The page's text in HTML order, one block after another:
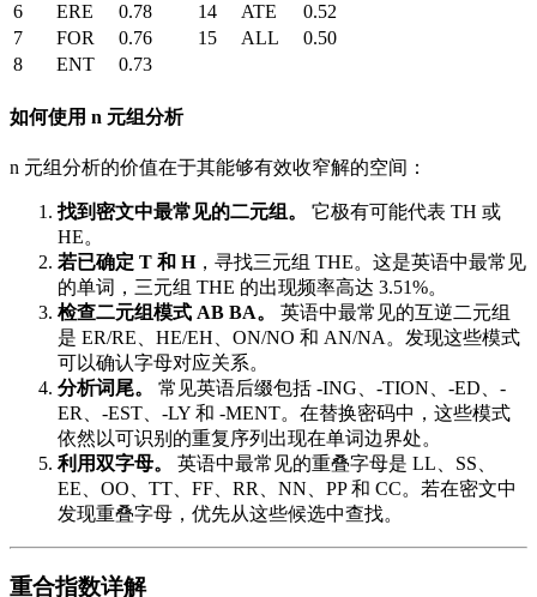
6
ERE 0.78 14 ATE
0.52
7
FOR 0.76 15 ALL
0.50
8
ENT 0.73
如何使用 n 元组分析
n 元组分析的价值在于其能够有效收窄解的空间：
找到密文中最常见的二元组。
它极有可能代表 TH 或
HE。
若已确定 T 和 H，寻找三元组 THE。这是英语中最常见
的单词，三元组 THE 的出现频率高达 3.51%。
检查二元组模式 AB BA。
英语中最常见的互逆二元组
是 ER/RE、HE/EH、ON/NO 和 AN/NA。发现这些模式
可以确认字母对应关系。
分析词尾。
常见英语后缀包括 -ING、-TION、-ED、-
ER、-EST、-LY 和 -MENT。在替换密码中，这些模式
依然以可识别的重复序列出现在单词边界处。
利用双字母。
英语中最常见的重叠字母是 LL、SS、
EE、OO、TT、FF、RR、NN、PP 和 CC。若在密文中
发现重叠字母，优先从这些候选中查找。
重合指数详解